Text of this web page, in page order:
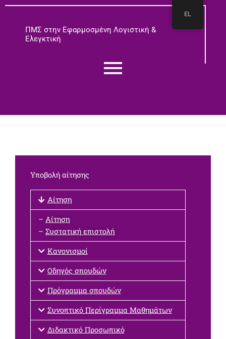
Μετάβαση
περιεχόμενοΠΜΣ στην Εφαρμοσμένη Λογιστική &
Ελεγκτική
Υποβολή αίτησης
Αίτηση
– Αίτηση
– Συστατική επιστολή
Κανονισμοί
Οδηγός σπουδών
Πρόγραμμα σπουδών
Συνοπτικό Περίγραμμα Μαθημάτων
Διδακτικό Προσωπικό
EL